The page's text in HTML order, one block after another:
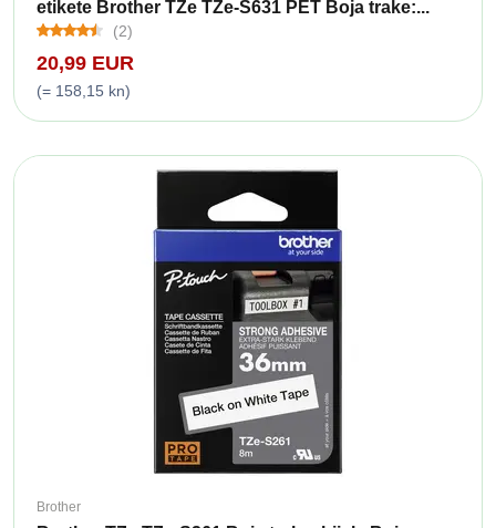
etikete Brother TZe TZe-S631 PET Boja trake:...
(2)
20,99 EUR
(= 158,15 kn)
Brother